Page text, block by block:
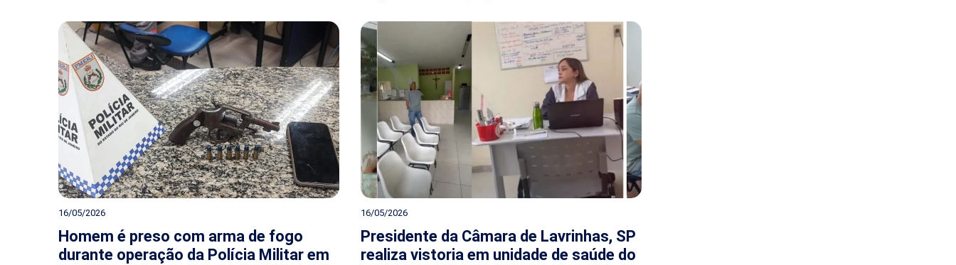
16/05/2026
Homem é preso com arma de fogo
durante operação da Polícia Militar em
16/05/2026
Presidente da Câmara de Lavrinhas, SP
realiza vistoria em unidade de saúde do